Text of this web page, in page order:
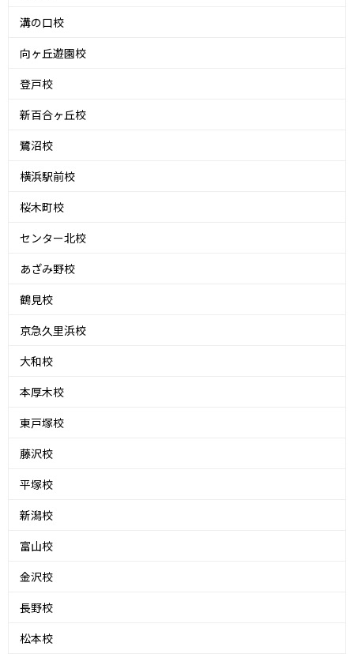
溝の口校
向ヶ丘遊園校
登戸校
新百合ヶ丘校
鷺沼校
横浜駅前校
桜木町校
センター北校
あざみ野校
鶴見校
京急久里浜校
大和校
本厚木校
東戸塚校
藤沢校
平塚校
新潟校
富山校
金沢校
長野校
松本校